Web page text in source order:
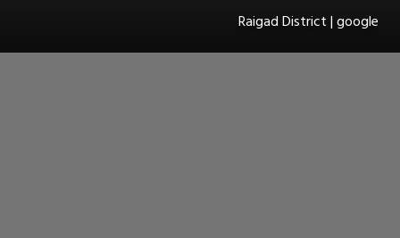
Raigad District | google